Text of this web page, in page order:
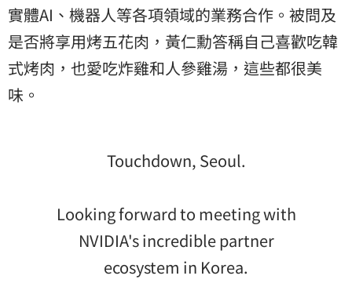
實體AI、機器人等各項領域的業務合作。被問及
是否將享用烤五花肉，黃仁勳答稱自己喜歡吃韓
式烤肉，也愛吃炸雞和人參雞湯，這些都很美
味。
Touchdown, Seoul.
Looking forward to meeting with
NVIDIA's incredible partner
ecosystem in Korea.